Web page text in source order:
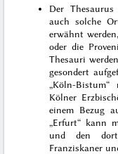
Der
auch solche
erwähnt
oder die
Thesauri
gesondert
„Köln-
Kölner
einem Bezug
„Erfurt“ kann
und den
Franziskaner